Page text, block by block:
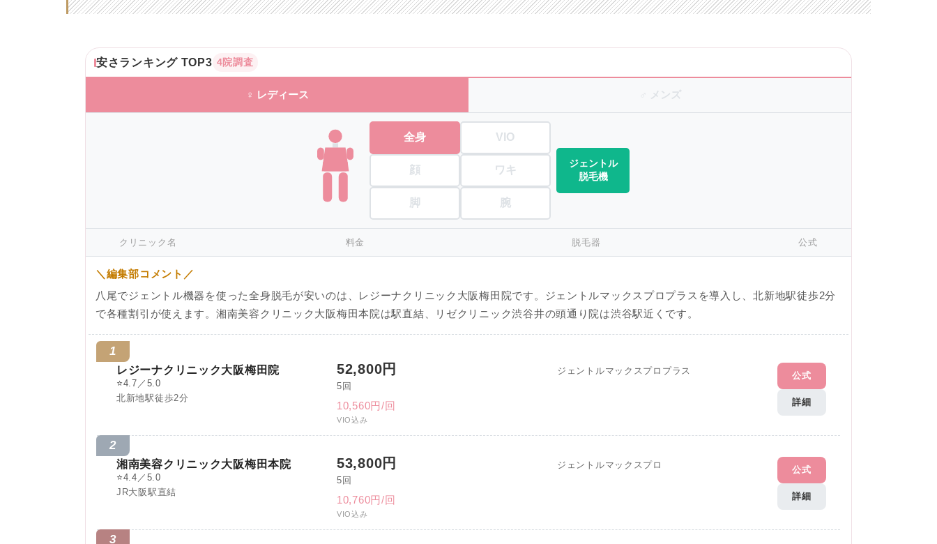
安さランキング TOP3 4院調査
♀ レディース ♂ メンズ
全身 VIO
顔 ワキ
脚 腕
ジェントル
脱毛機
クリニック名 料金 脱毛器 公式
＼編集部コメント／
八尾でジェントル機器を使った全身脱毛が安いのは、レジーナクリニック大阪梅田院です。ジェントルマックスプロプラスを導入し、北新地駅徒歩2分
で各種割引が使えます。湘南美容クリニック大阪梅田本院は駅直結、リゼクリニック渋谷井の頭通り院は渋谷駅近くです。
1
レジーナクリニック大阪梅田院
⭐4.7／5.0
北新地駅徒歩2分
52,800円
5回
10,560円/回
VIO込み
ジェントルマックスプロプラス 公式
詳細
2
湘南美容クリニック大阪梅田本院
⭐4.4／5.0
JR大阪駅直結
53,800円
5回
10,760円/回
VIO込み
ジェントルマックスプロ 公式
詳細
3